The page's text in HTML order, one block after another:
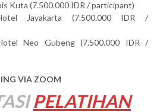
Kuta (7.500.000 IDR / participant)
Jayakarta (7.500.000 IDR /
Neo Gubeng (7.500.000 IDR /
VIA ZOOM
PELATIHAN